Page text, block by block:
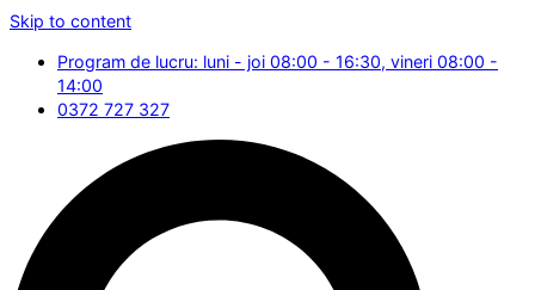
Skip to content
Program de lucru: luni - joi 08:00 - 16:30, vineri 08:00 -
14:00
0372 727 327